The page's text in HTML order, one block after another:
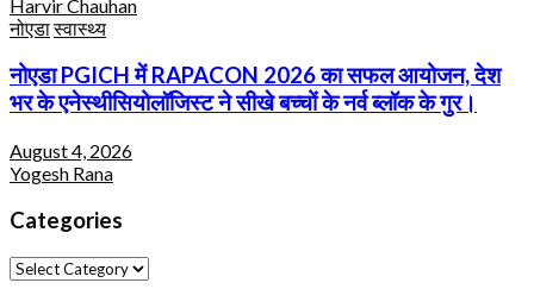
Harvir Chauhan
नोएडास्वास्थ्य
नोएडा PGICH में RAPACON 2026 का सफल आयोजन, देश
भर के एनेस्थीसियोलॉजिस्ट ने सीखे बच्चों के नर्व ब्लॉक के गुर।
August 4, 2026
Yogesh Rana
Categories
Categories